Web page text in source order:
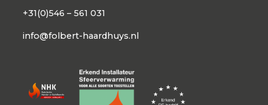
+31(0)546 – 561 031
info@folbert-haardhuys.nl